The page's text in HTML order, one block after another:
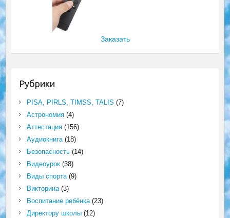
Заказать
Рубрики
PISA, PIRLS, TIMSS, TALIS (7)
Астрономия(4)
Аттестация(156)
Аудиокнига(18)
Безопасность(14)
Видеоурок(38)
Виды спорта(9)
Викторина(3)
Воспитание ребёнка(23)
Директору школы(12)